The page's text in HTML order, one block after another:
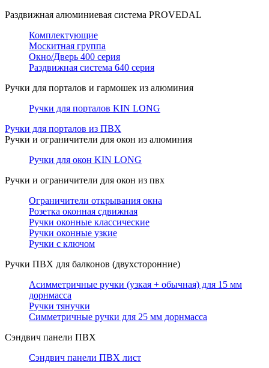
Раздвижная алюминиевая система PROVEDAL
Комплектующие
Москитная группа
Окно/Дверь 400 серия
Раздвижная система 640 серия
Ручки для порталов и гармошек из алюминия
Ручки для порталов KIN LONG
Ручки для порталов из ПВХ
Ручки и ограничители для окон из алюминия
Ручки для окон KIN LONG
Ручки и ограничители для окон из пвх
Ограничители открывания окна
Розетка оконная сдвижная
Ручки оконные классические
Ручки оконные узкие
Ручки с ключом
Ручки ПВХ для балконов (двухсторонние)
Асимметричные ручки (узкая + обычная) для 15 мм
дорнмасса
Ручки тянучки
Симметричные ручки для 25 мм дорнмасса
Сэндвич панели ПВХ
Сэндвич панели ПВХ лист